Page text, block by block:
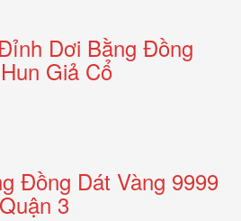
Dơi Bằng Đồng
Giả Cổ
Đồng Dát Vàng 9999
3